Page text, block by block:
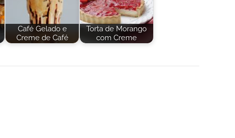
Café Gelado e
Creme de Café
Torta de Morango
com Creme